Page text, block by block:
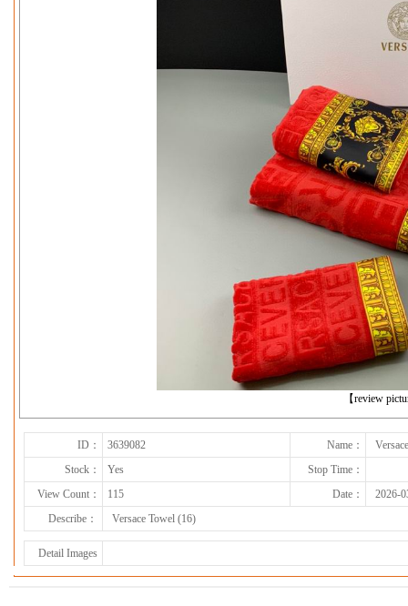
【review
下一张
ID： 3639082 Name：
Stock：
Yes
Stop Time：
View Count：
115 Date：
2026-
Describe：
Versace Towel (16)
Detail Images